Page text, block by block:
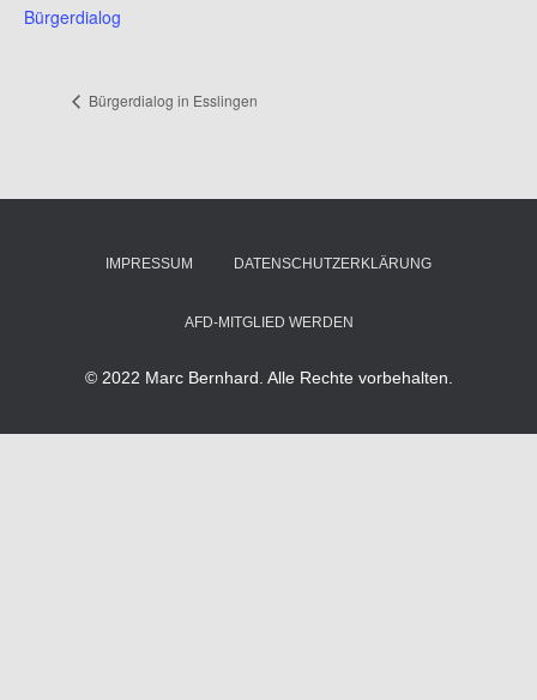
Bürgerdialog
Bürgerdialog in Esslingen
IMPRESSUM DATENSCHUTZERKLÄRUNG
AFD-MITGLIED WERDEN
© 2022 Marc Bernhard. Alle Rechte vorbehalten.